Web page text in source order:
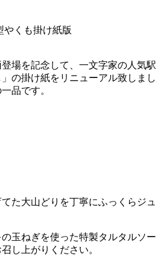
場を記念して、一文字家の人気駅
の掛け紙をリニューアル致しまし
品です。
た大山どりを丁寧にふっくらジュ
玉ねぎを使った特製タルタルソー
し上がりください。